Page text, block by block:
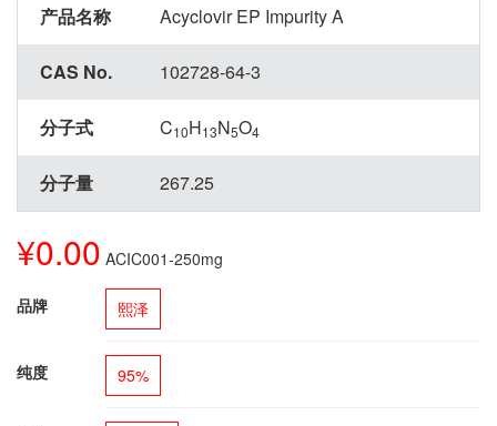
产品名称 Acyclovir EP Impurity A
CAS No. 102728-64-3
分子式 C10H13N5O4
分子量 267.25
¥0.00 ACIC001-250mg
品牌 熙泽
纯度 95%